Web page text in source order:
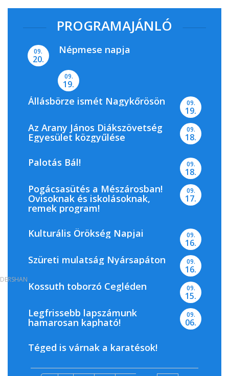
PROGRAMAJÁNLÓ
09.
20.
Népmese napja
09.
19.
Állásbörze ismét Nagykőrösön 09.
19.
Az Arany János Diákszövetség
Egyesület közgyűlése
09.
18.
Palotás Bál! 09.
18.
Pogácsasütés a Mészárosban!
Ovisoknak és iskolásoknak,
remek program!
09.
17.
Kulturális Örökség Napjai 09.
16.
Szüreti mulatság Nyársapáton 09.
16.
Kossuth toborzó Cegléden 09.
15.
Legfrissebb lapszámunk
hamarosan kapható!
09.
06.
Téged is várnak a karatésok!
DERSHAN